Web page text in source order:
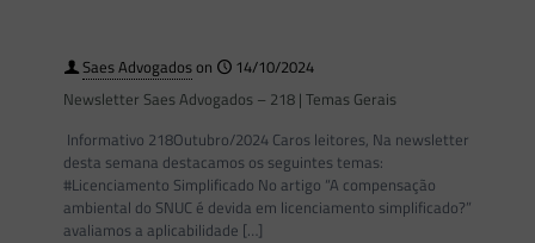
Saes Advogadoson
14/10/2024
Newsletter Saes Advogados – 218 | Temas Gerais
Informativo 218Outubro/2024 Caros leitores, Na newsletter
desta semana destacamos os seguintes temas:
#Licenciamento Simplificado No artigo “A compensação
ambiental do SNUC é devida em licenciamento simplificado?”
avaliamos a aplicabilidade […]